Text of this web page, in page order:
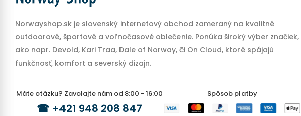
Norwayshop.sk je slovenský internetový obchod zameraný na kvalitné
outdoorové, športové a voľnočasové oblečenie. Ponúka široký výber značiek,
ako napr. Devold, Kari Traa, Dale of Norway, či On Cloud, ktoré spájajú
funkčnosť, komfort a severský dizajn.
Máte otázku? Zavolajte nám od 8:00 - 16:00
☎ +421 948 208 847
Spôsob platby